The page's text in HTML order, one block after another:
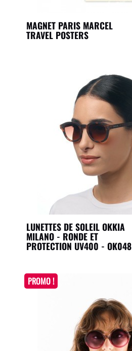
MAGNET PARIS MARCEL
TRAVEL POSTERS
LUNETTES DE SOLEIL OKKIA
MILANO - RONDE ET
PROTECTION UV400 - OK048
PROMO !